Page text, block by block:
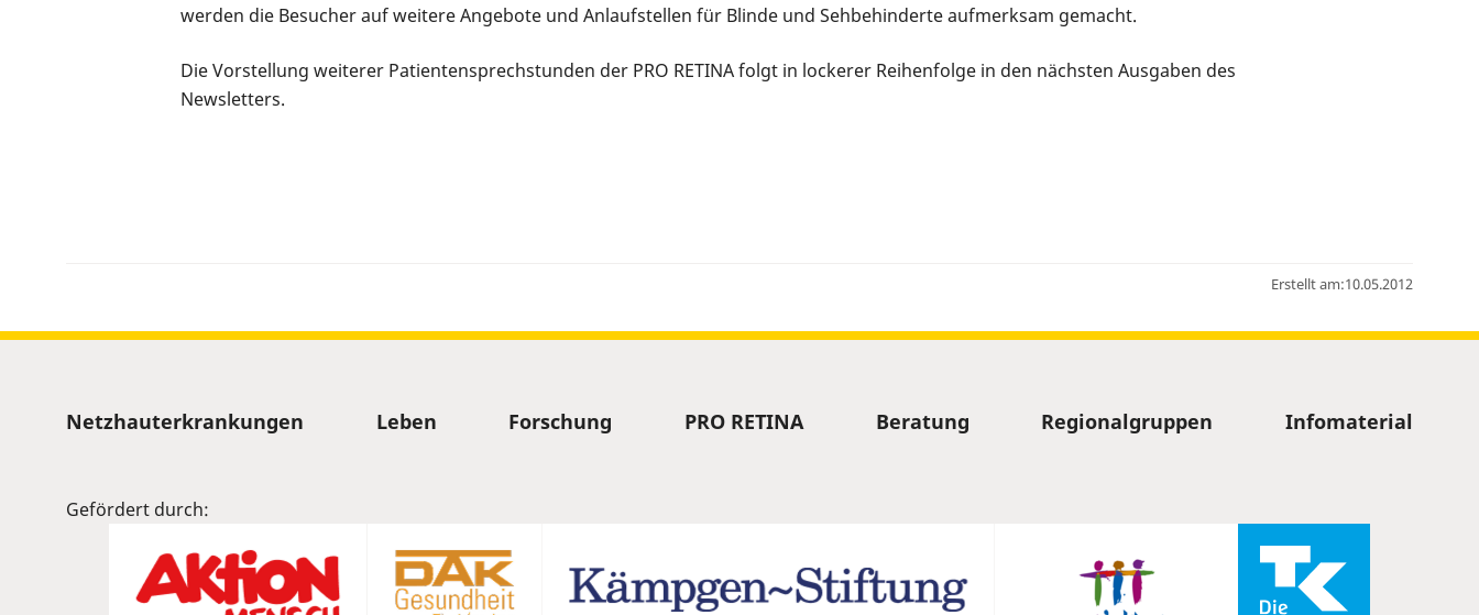
werden die Besucher auf weitere Angebote und Anlaufstellen für Blinde und Sehbehinderte aufmerksam gemacht.
Die Vorstellung weiterer Patientensprechstunden der PRO RETINA folgt in lockerer Reihenfolge in den nächsten Ausgaben des
Newsletters.
Erstellt am:10.05.2012
Sitemap
Netzhauterkrankungen Leben Forschung PRO RETINA Beratung Regionalgruppen Infomaterial
Gefördert durch: